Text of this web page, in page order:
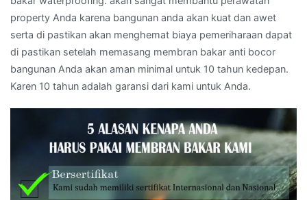
property Anda karena bangunan anda akan kuat dan awet
serta di pastikan akan menghemat biaya pemeriharaan dapat
di pastikan setelah memasang membran bakar anti bocor
bangunan Anda akan aman minimal untuk 10 tahun kedepan.
Karen 10 tahun adalah garansi dari kami untuk Anda.